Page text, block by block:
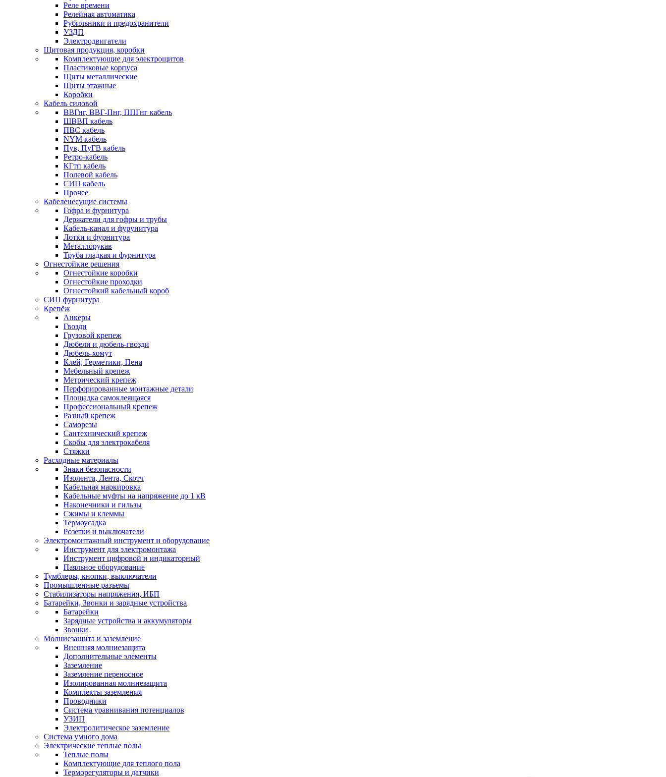
Реле времени
Релейная автоматика
Рубильники и предохранители
УЗДП
Электродвигатели
Щитовая продукция, коробки
Комплектующие для электрощитов
Пластиковые корпуса
Щиты металлические
Щиты этажные
Коробки
Кабель силовой
ВВГнг, ВВГ-Пнг, ППГнг кабель
ШВВП кабель
ПВС кабель
NYM кабель
Пув, ПуГВ кабель
Ретро-кабель
КГтп кабель
Полевой кабель
СИП кабель
Прочее
Кабеленесущие системы
Гофра и фурнитура
Держатели для гофры и трубы
Кабель-канал и фурунитура
Лотки и фурнитура
Металлорукав
Труба гладкая и фурнитура
Огнестойкие решения
Огнестойкие коробки
Огнестойкие проходки
Огнестойкий кабельный короб
СИП фурнитура
Крепёж
Анкеры
Гвозди
Грузовой крепеж
Дюбели и дюбель-гвозди
Дюбель-хомут
Клей, Герметики, Пена
Мебельный крепеж
Метрический крепеж
Перфорированные монтажные детали
Площадка самоклеящаяся
Профессиональный крепеж
Разный крепеж
Саморезы
Сантехнический крепеж
Скобы для электрокабеля
Стяжки
Расходные материалы
Знаки безопасности
Изолента, Лента, Скотч
Кабельная маркировка
Кабельные муфты на напряжение до 1 кВ
Наконечники и гильзы
Сжимы и клеммы
Термоусадка
Розетки и выключатели
Электромонтажный инструмент и оборудование
Инструмент для электромонтажа
Инструмент цифровой и индикаторный
Паяльное оборудование
Тумблеры, кнопки, выключатели
Промышленные разъемы
Стабилизаторы напряжения, ИБП
Батарейки, Звонки и зарядные устройства
Батарейки
Зарядные устройства и аккумуляторы
Звонки
Молниезащита и заземление
Внешняя молниезащита
Дополнительные элементы
Заземление
Заземление переносное
Изолированная молниезащита
Комплекты заземления
Проводники
Система уравнивания потенциалов
УЗИП
Электролитическое заземление
Система умного дома
Электрические теплые полы
Теплые полы
Комплектующие для теплого пола
Терморегуляторы и датчики